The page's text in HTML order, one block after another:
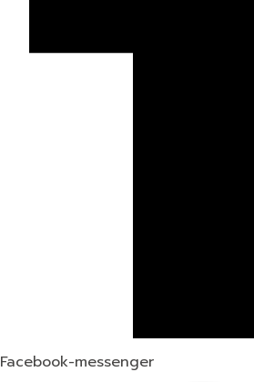
Facebook-messenger